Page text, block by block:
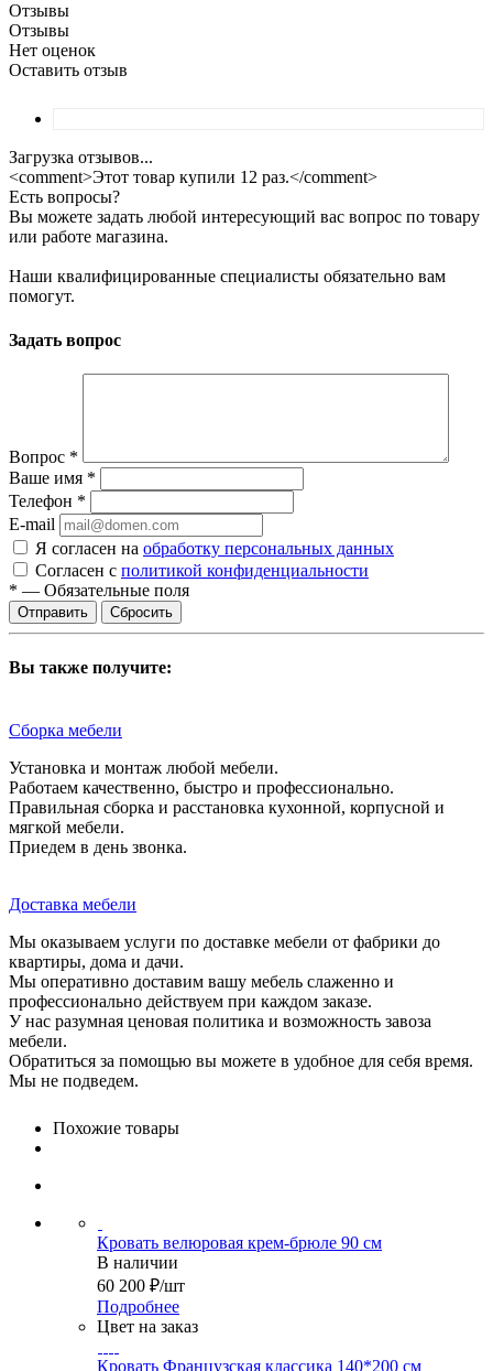
Отзывы
Отзывы
Нет оценок
Оставить отзыв
Загрузка отзывов...
<comment>Этот товар купили 12 раз.</comment>
Есть вопросы?
Вы можете задать любой интересующий вас вопрос по товару
или работе магазина.
Наши квалифицированные специалисты обязательно вам
помогут.
Задать вопрос
Вопрос *
Ваше имя *
Телефон *
E-mail
Я согласен на обработку персональных данных
Согласен с политикой конфиденциальности
* — Обязательные поля
Сбросить
Вы также получите:
Сборка мебели
Установка и монтаж любой мебели.
Работаем качественно, быстро и профессионально.
Правильная сборка и расстановка кухонной, корпусной и
мягкой мебели.
Приедем в день звонка.
Доставка мебели
Мы оказываем услуги по доставке мебели от фабрики до
квартиры, дома и дачи.
Мы оперативно доставим вашу мебель слаженно и
профессионально действуем при каждом заказе.
У нас разумная ценовая политика и возможность завоза
мебели.
Обратиться за помощью вы можете в удобное для себя время.
Мы не подведем.
Похожие товары
Кровать велюровая крем-брюле 90 см
В наличии
60 200 ₽/шт
Подробнее
Цвет на заказ
Кровать Французская классика 140*200 см